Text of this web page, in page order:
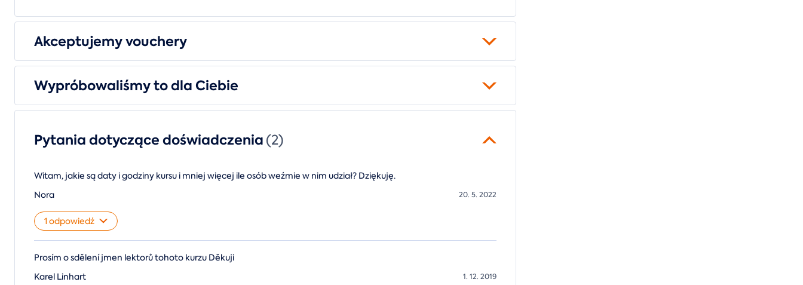
Akceptujemy vouchery
Wypróbowaliśmy to dla Ciebie
Pytania dotyczące doświadczenia (2)
Witam, jakie są daty i godziny kursu i mniej więcej ile osób weźmie w nim udział? Dziękuję.
20. 5. 2022
Nora
1 odpowiedź
Prosím o sdělení jmen lektorů tohoto kurzu Děkuji
1. 12. 2019
Karel Linhart